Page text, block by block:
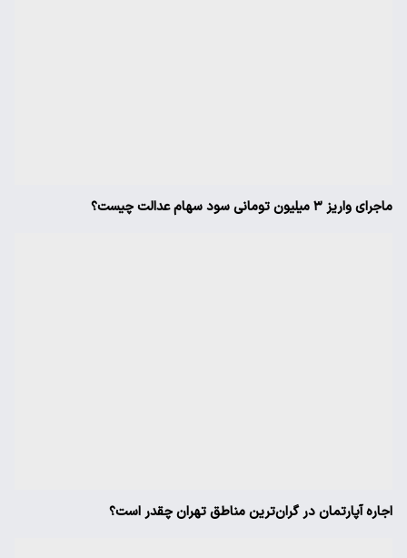
ماجرای واریز ۳ میلیون تومانی سود سهام عدالت چیست؟
اجاره آپارتمان در گران‌ترین مناطق تهران چقدر است؟